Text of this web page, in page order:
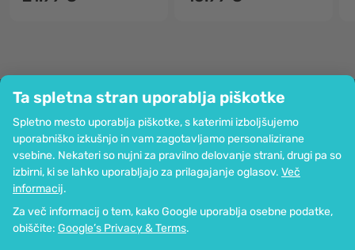
Ta spletna stran uporablja piškotke
Spletno mesto uporablja piškotke, s katerimi izboljšujemo
uporabniško izkušnjo in vam zagotavljamo personalizirane
vsebine. Nekateri so nujni za pravilno delovanje strani, drugi pa so
izbirni, ki se lahko uporabljajo za prilagajanje oglasov. Več
informacij.
Za več informacij o tem, kako Google uporablja osebne podatke,
obiščite: Google’s Privacy & Terms.
Podjetje
Informacije
Pridružite se nam
Pomoč in naročila
Možnost kartičnega plačevanja. Zagotovljena zaščita osebnih podatkov
preko SSL-kodiranja.